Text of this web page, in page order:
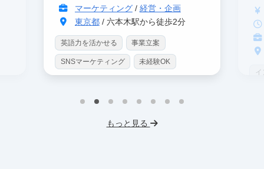
マーケティング/ 経営・企画
東京都/ 六本木駅から徒歩2分
英語力を活かせる 事業立案
SNSマーケティング 未経験OK
交通費支給
もっと見る